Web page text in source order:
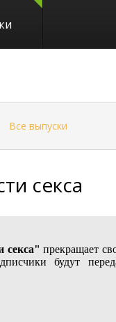
Все выпуски
секса
секса" прекращает
будут